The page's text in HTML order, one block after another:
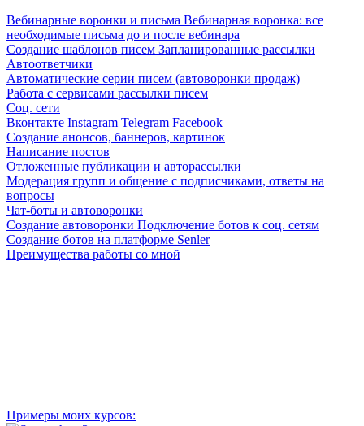
Вебинарные воронки и письма Вебинарная воронка: все
необходимые письма до и после вебинара
Создание шаблонов писем Запланированные рассылки
Автоответчики
Автоматические серии писем (автоворонки продаж)
Работа с сервисами рассылки писем
Соц. сети
Вконтакте Instagram Telegram Facebook
Создание анонсов, баннеров, картинок
Написание постов
Отложенные публикации и авторассылки
Модерация групп и общение с подписчиками, ответы на
вопросы
Чат-боты и автоворонки
Cоздание автоворонки Подключение ботов к соц. сетям
Создание ботов на платформе Senler
Преимущества работы со мной
Примеры моих курсов: